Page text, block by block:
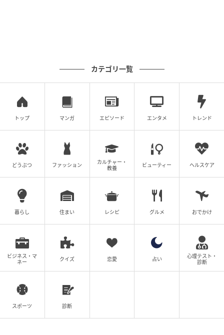
カテゴリ一覧
トップ マンガ エピソード エンタメ トレンド
どうぶつ ファッション
カルチャー・
教養
ビューティー ヘルスケア
暮らし 住まい レシピ グルメ おでかけ
ビジネス・マ
ネー
クイズ 恋愛 占い
心理テスト・
診断
スポーツ 診断